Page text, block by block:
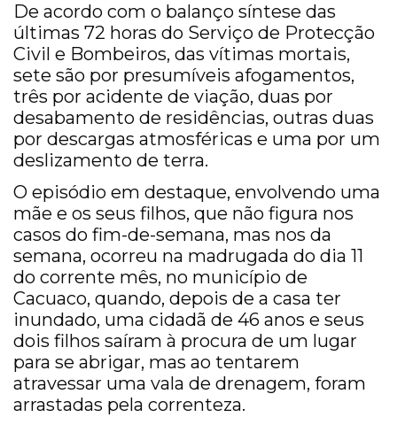
De acordo com o balanço síntese das
últimas 72 horas do Serviço de Protecção
Civil e Bombeiros, das vítimas mortais,
sete são por presumíveis afogamentos,
três por acidente de viação, duas por
desabamento de residências, outras duas
por descargas atmosféricas e uma por um
deslizamento de terra.
O episódio em destaque, envolvendo uma
mãe e os seus filhos, que não figura nos
casos do fim-de-semana, mas nos da
semana, ocorreu na madrugada do dia 11
do corrente mês, no município de
Cacuaco, quando, depois de a casa ter
inundado, uma cidadã de 46 anos e seus
dois filhos saíram à procura de um lugar
para se abrigar, mas ao tentarem
atravessar uma vala de drenagem, foram
arrastadas pela correnteza.